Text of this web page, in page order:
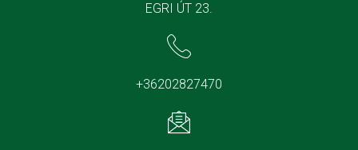
EGRI ÚT 23.
+36202827470